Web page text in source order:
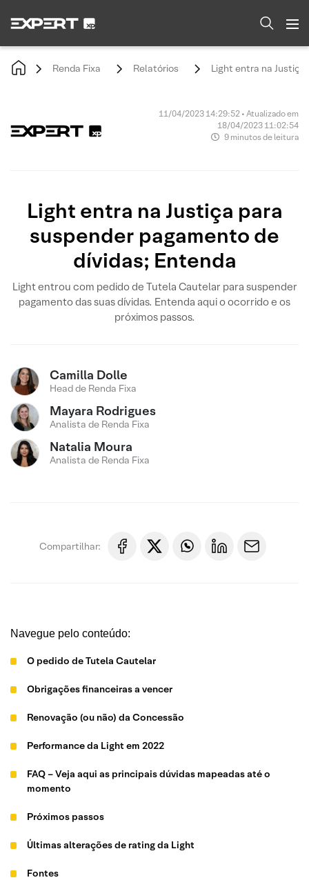
Renda Fixa Relatórios Light entra na
11/04/2023 14:29:52 • Atualizado em
18/04/2023 11:02:54
9 minutos de leitura
Light entra na Justiça para
suspender pagamento de
dívidas; Entenda
Light entrou com pedido de Tutela Cautelar para suspender
pagamento das suas dívidas. Entenda aqui o ocorrido e os
próximos passos.
Camilla Dolle
Head de Renda Fixa
Mayara Rodrigues
Analista de Renda Fixa
Natalia Moura
Analista de Renda Fixa
Compartilhar:
Navegue pelo conteúdo:
O pedido de Tutela Cautelar
Obrigações financeiras a vencer
Renovação (ou não) da Concessão
Performance da Light em 2022
FAQ – Veja aqui as principais dúvidas mapeadas até o
momento
Próximos passos
Últimas alterações de rating da Light
Fontes